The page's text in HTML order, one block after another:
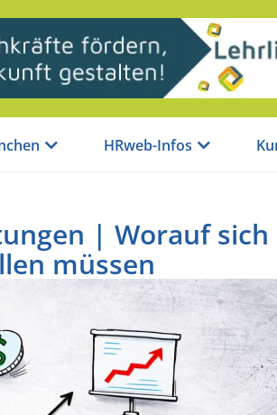
HRweb-Infos
| Worauf sich
müssen